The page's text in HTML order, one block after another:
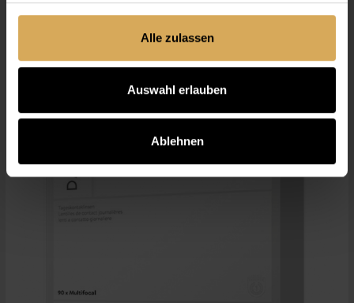
Alle zulassen
Auswahl erlauben
Ablehnen